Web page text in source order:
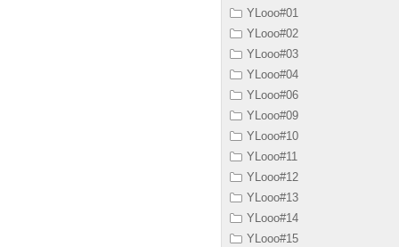
YLooo#01
YLooo#02
YLooo#03
YLooo#04
YLooo#06
YLooo#09
YLooo#10
YLooo#11
YLooo#12
YLooo#13
YLooo#14
YLooo#15